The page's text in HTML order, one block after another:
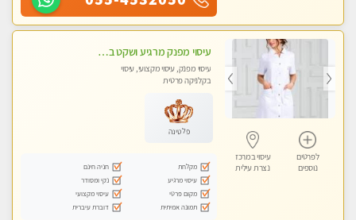
לפרטים
נוספים
עיסוי במרכז
נצרת עילית
עיסוי מפנק מרגיע ושקט במקום מדהים עיסוי מושקע מאוד לכל שרירי הגוף...מומלץ!! פרטי !!+ לזוגות
עיסוי מפנק, עיסוי מקצועי, עיסוי
בקלניקה פרטית
פלטינה
מקלחת
חניה חינם
עיסוי מרגיע
נקי ומסודר
מקום פרטי
עיסוי מקצועי
תמונה אמיתית
דוברת עיברית